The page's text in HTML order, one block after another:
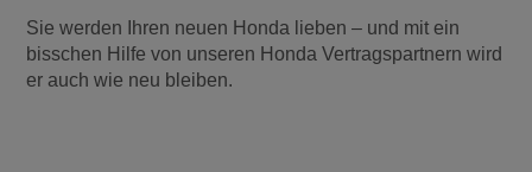
Sie werden Ihren neuen Honda lieben – und mit ein
bisschen Hilfe von unseren Honda Vertragspartnern wird
er auch wie neu bleiben.